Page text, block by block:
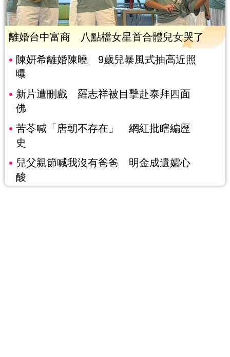
離婚台中富商 八點檔女星首合體兒女哭了
陳妍希離婚陳曉 9歲兒暴風式抽高近照
曝
新片遭刪戲 羅志祥被目擊赴泰拜四面
佛
苦苓喊「唐朝不存在」 網紅批瞎編歷
史
兒父親節喊我沒有爸爸 明金成遺孀心
酸